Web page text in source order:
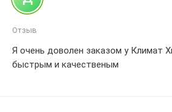
Отзыв
Я очень доволен заказом у Климат
быстрым и качественым